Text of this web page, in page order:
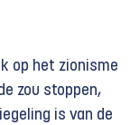
op het zionisme
zou stoppen,
is van de